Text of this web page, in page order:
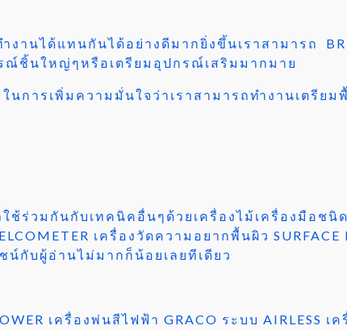
งานได้แทนกันได้อย่างดีมากยิ่งขึ้นเราสามารถ
ณ์ชิ้นใหญ่ๆหรือเตรียมอุปกรณ์เสริมมากมาย
ในการเพิ่มความมั่นใจว่าเราสามารถทำงานเตรียม
ใช้ร่วมกันกับเทคนิคอื่นๆด้วยเครื่องไม้เครื่องมือชนิ
เครื่องวัดความอยากพื้นผิว SURFACE
น์กับผู้อ่านไม่มากก็น้อยเลยทีเดียว
เครื่องพ่นสีไฟฟ้า GRACO ระบบ AIRLESS เ